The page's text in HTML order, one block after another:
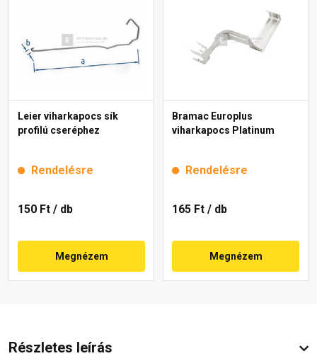
Leier viharkapocs sík
profilú cseréphez
Rendelésre
150 Ft / db
Megnézem
Bramac Europlus
viharkapocs Platinum
Rendelésre
165 Ft / db
Megnézem
Részletes leírás